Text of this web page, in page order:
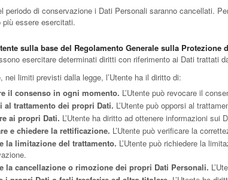
periodo di conservazione i Dati Personali saranno cancellati.
più essere esercitati.
sulla base del Regolamento Generale sulla Protezione
esercitare determinati diritti con riferimento ai Dati trattati
nei limiti previsti dalla legge, l’Utente ha il diritto di:
il consenso in ogni momento. L’Utente può revocare il
al trattamento dei propri Dati. L’Utente può opporsi al
ai propri Dati. L’Utente ha diritto ad ottenere informazioni
e chiedere la rettificazione. L’Utente può verificare la
la limitazione del trattamento. L’Utente può richiedere la
la cancellazione o rimozione dei propri Dati Personali.